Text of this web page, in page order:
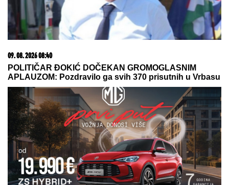
Monika Beluči (61) stigla u
Švajcarsku i svi gledaju KAKVE
FARMERKE NOSI - najređe je
viđamo u ovom izdanju, a baš joj
pristaje: Odabrala model koji
izdužuje figuru, a onda se vratila
prepoznatljivom stilu